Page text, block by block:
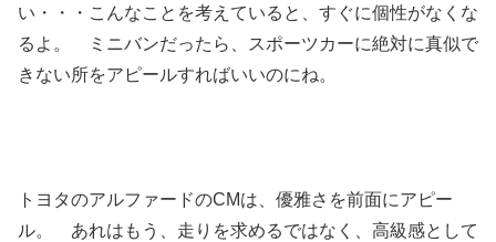
い・・・こんなことを考えていると、すぐに個性がなくな
るよ。 ミニバンだったら、スポーツカーに絶対に真似で
きない所をアピールすればいいのにね。
トヨタのアルファードのCMは、優雅さを前面にアピー
ル。 あれはもう、走りを求めるではなく、高級感として